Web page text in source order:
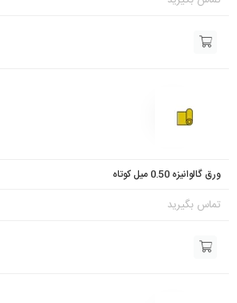
ورق گالوانیزه 0.50 میل کوتاه
تماس بگیرید